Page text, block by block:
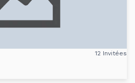
12 Invitées